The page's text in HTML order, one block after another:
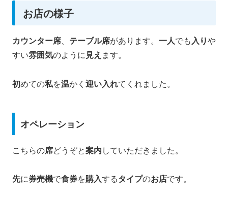
お店の様子
カウンター席、 テーブル席があります。 一人でも入りや
すい雰囲気のように見え ます。
初めての私を温かく 迎い入れてくれました。
オペレーション
こちらの席どうぞと案内していただきました。
先に券売機で食券を購入するタイプのお店です。